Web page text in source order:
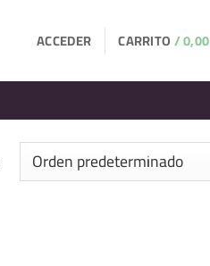
ACCEDER CARRITO /0,00